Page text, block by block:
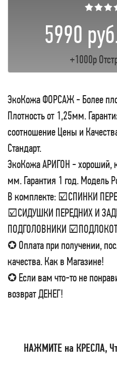
5990
+1000р
ЭкоКожа ФОРСАЖ - Более
Плотность от 1,25мм.
соотношение Цены и
Стандарт.
ЭкоКожа АРИГОН - хороший,
мм. Гарантия 1 год. Модель
В комплекте: ☑СПИНКИ
☑СИДУШКИ ПЕРЕДНИХ И
ПОДГОЛОВНИКИ
✪ Оплата при получении,
качества. Как в Магазине!
✪ Если вам что-то не
возврат ДЕНЕГ!
НАЖМИТЕ на КРЕСЛА,